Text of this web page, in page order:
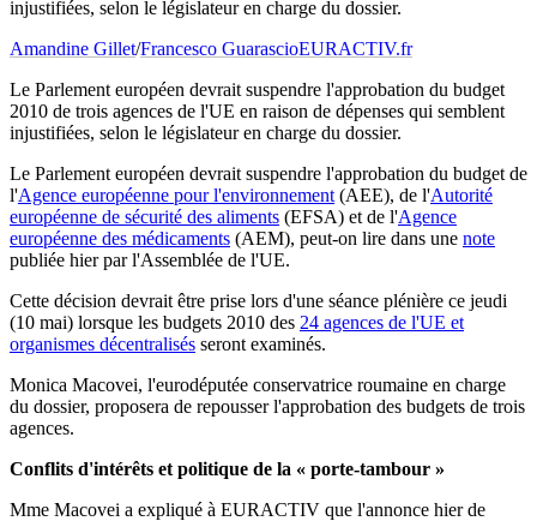
injustifiées, selon le législateur en charge du dossier.
Amandine Gillet/Francesco GuarascioEURACTIV.fr
Le Parlement européen devrait suspendre l'approbation du budget
2010 de trois agences de l'UE en raison de dépenses qui semblent
injustifiées, selon le législateur en charge du dossier.
Le Parlement européen devrait suspendre l'approbation du budget de
l'Agence européenne pour l'environnement (AEE), de l'Autorité
européenne de sécurité des aliments (EFSA) et de l'Agence
européenne des médicaments (AEM), peut-on lire dans une note
publiée hier par l'Assemblée de l'UE.
Cette décision devrait être prise lors d'une séance plénière ce jeudi
(10 mai) lorsque les budgets 2010 des 24 agences de l'UE et
organismes décentralisés seront examinés.
Monica Macovei, l'eurodéputée conservatrice roumaine en charge
du dossier, proposera de repousser l'approbation des budgets de trois
agences.
Conflits d'intérêts et politique de la « porte-tambour »
Mme Macovei a expliqué à EURACTIV que l'annonce hier de